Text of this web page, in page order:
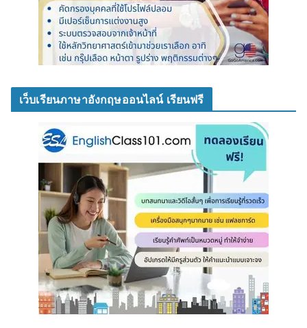
เว็บเรียนภาษาอังกฤษออนไลน์ เรียนฟรี